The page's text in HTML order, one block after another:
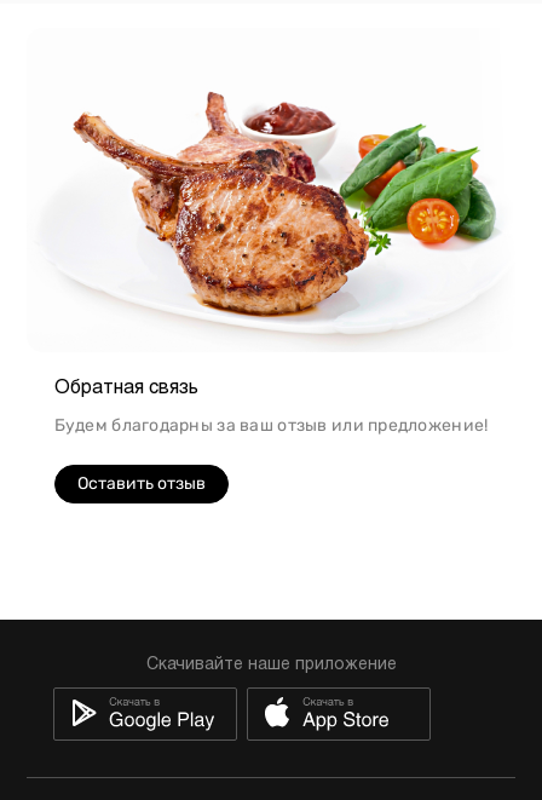
Обратная связь
Будем благодарны за ваш отзыв или предложение!
Оставить отзыв
Скачивайте наше приложение